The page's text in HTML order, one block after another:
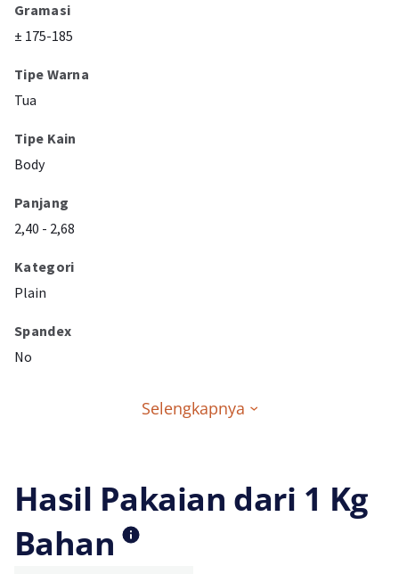
Gramasi
± 175-185
Tipe Warna
Tua
Tipe Kain
Body
Panjang
2,40 - 2,68
Kategori
Plain
Spandex
No
Selengkapnya
Hasil Pakaian dari 1 Kg
Bahan